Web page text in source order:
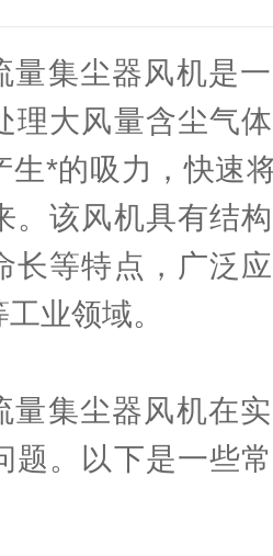
尘器风机是一
理大风量含尘气
生*的吸力，快速
。该风机具有结
长等特点，广泛
业领域。
尘器风机在实
题。以下是一些